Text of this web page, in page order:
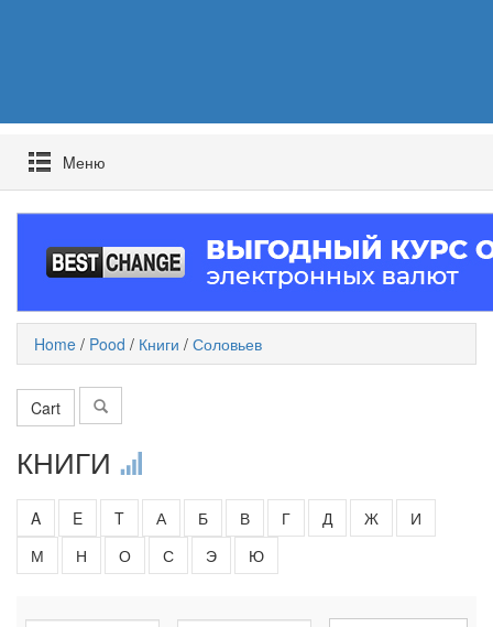
Mеню
Home / Pood / Книги / Соловьев
Cart
КНИГИ
A E T А Б В Г Д Ж
И
М
Н О С Э Ю